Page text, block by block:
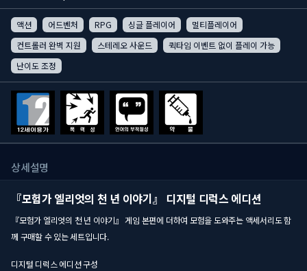
액션 어드벤처 RPG 싱글 플레이어
멀티플레이어
컨트롤러 완벽 지원
스테레오 사운드
퀵타임 이벤트 없이 플레이 가능
난이도 조정
상세설명
『모험가 엘리엇의 천 년 이야기』 디지털 디럭스 에디션
『모험가 엘리엇의 천 년 이야기』 게임 본편에 더하여 모험을 도와주는 액세서리도 함
께 구매할 수 있는 세트입니다.
디지털 디럭스 에디션 구성